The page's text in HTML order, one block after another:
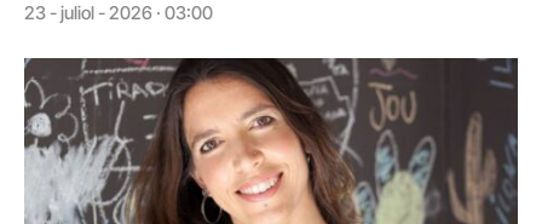
23 - juliol - 2026 · 03:00